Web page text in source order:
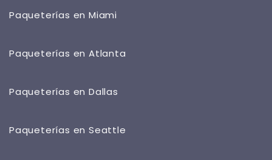
Paqueterías en Miami
Paqueterías en Atlanta
Paqueterías en Dallas
Paqueterías en Seattle